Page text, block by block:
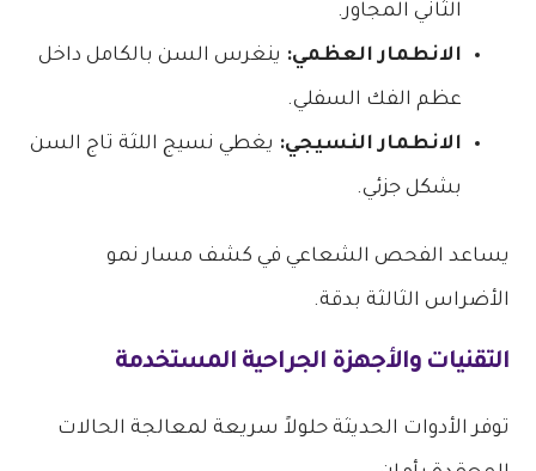
الثاني المجاور.
الانطمار العظمي: ينغرس السن بالكامل داخل
عظم الفك السفلي.
الانطمار النسيجي: يغطي نسيج اللثة تاج السن
بشكل جزئي.
يساعد الفحص الشعاعي في كشف مسار نمو
الأضراس الثالثة بدقة.
التقنيات والأجهزة الجراحية المستخدمة
توفر الأدوات الحديثة حلولاً سريعة لمعالجة الحالات